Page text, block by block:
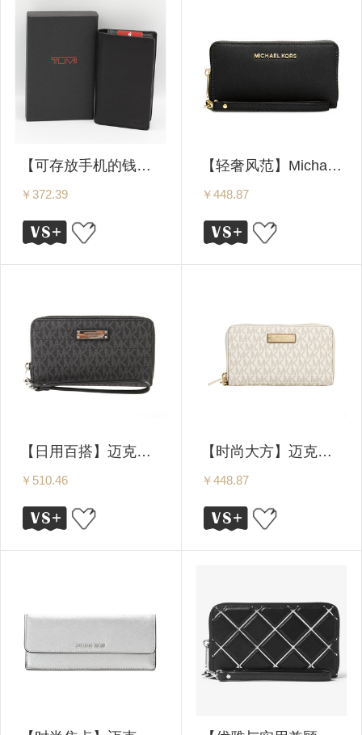
【可存放手机的钱包】TUMI 塔米/途明 CHAMBERS系列 男士时尚纯色长款钱包 12615D 黑色
￥372.39
【轻奢风范】Michael Kors/MK 迈克高仕 Jet Set Travel系列 女士长款拉链钱包/手包 32H4GTVE9L 两色可选
￥448.87
【日用百搭】迈克高仕 女士时尚标志印花长款钱包/手拿包 32S7STTE2B
￥510.46
【时尚大方】迈克高仕 女士时尚标志印花长款钱包/手拿包 32S7GTTE2B 两种颜色可选
￥448.87